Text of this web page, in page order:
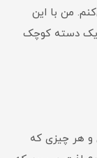
من با این
یک دسته کوچک
و هر چیزی که